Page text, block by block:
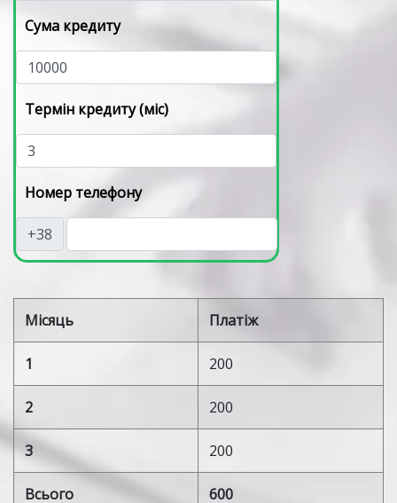
Валюта кредиту
Графік погашення
Сума кредиту
Термін кредиту (міс)
Номер телефону
+38